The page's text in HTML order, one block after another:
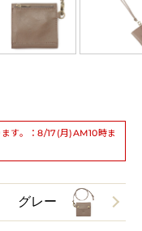
す。：8/17(月)AM10時ま
グレー